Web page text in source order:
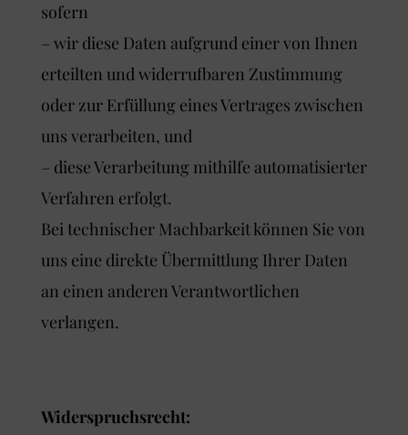
sofern
– wir diese Daten aufgrund einer von Ihnen
erteilten und widerrufbaren Zustimmung
oder zur Erfüllung eines Vertrages zwischen
uns verarbeiten, und
– diese Verarbeitung mithilfe automatisierter
Verfahren erfolgt.
Bei technischer Machbarkeit können Sie von
uns eine direkte Übermittlung Ihrer Daten
an einen anderen Verantwortlichen
verlangen.
Widerspruchsrecht: